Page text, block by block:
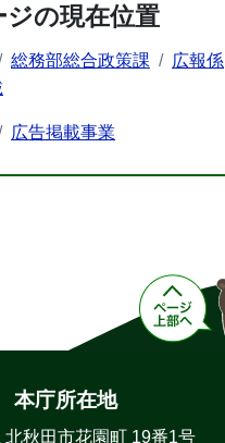
ジの現在位置
総務部総合政策課
広報係
広告掲載事業
本庁所在地
秋田市花園町 19番1号